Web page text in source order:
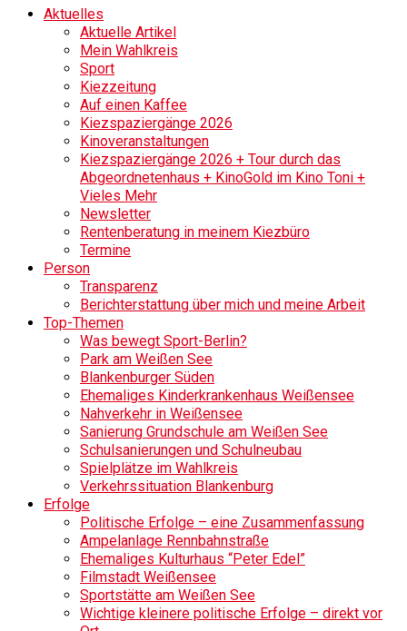
Aktuelles
Aktuelle Artikel
Mein Wahlkreis
Sport
Kiezzeitung
Auf einen Kaffee
Kiezspaziergänge 2026
Kinoveranstaltungen
Kiezspaziergänge 2026 + Tour durch das
Abgeordnetenhaus + KinoGold im Kino Toni +
Vieles Mehr
Newsletter
Rentenberatung in meinem Kiezbüro
Termine
Person
Transparenz
Berichterstattung über mich und meine Arbeit
Top-Themen
Was bewegt Sport-Berlin?
Park am Weißen See
Blankenburger Süden
Ehemaliges Kinderkrankenhaus Weißensee
Nahverkehr in Weißensee
Sanierung Grundschule am Weißen See
Schulsanierungen und Schulneubau
Spielplätze im Wahlkreis
Verkehrssituation Blankenburg
Erfolge
Politische Erfolge – eine Zusammenfassung
Ampelanlage Rennbahnstraße
Ehemaliges Kulturhaus “Peter Edel”
Filmstadt Weißensee
Sportstätte am Weißen See
Wichtige kleinere politische Erfolge – direkt vor